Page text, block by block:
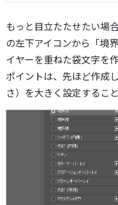
もっと目立たたせたい場
の左下アイコンから「境
イヤーを重ねた袋文字を
ポイントは、先ほど作成
さ）を大きく設定すること